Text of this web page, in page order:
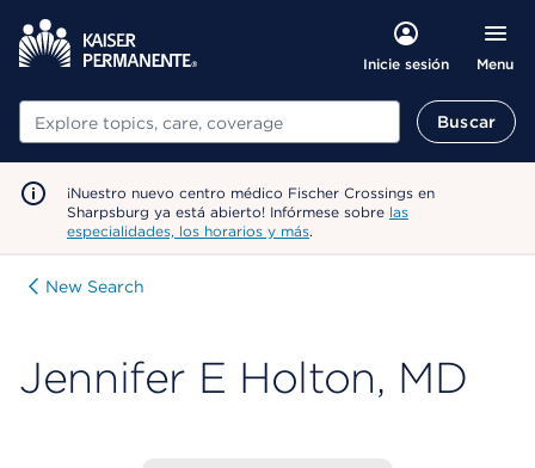
Inicie sesión Menu
Buscar Buscar
¡Nuestro nuevo centro médico Fischer Crossings en
Sharpsburg ya está abierto! Infórmese sobre las
especialidades, los horarios y más.
New Search
Jennifer E Holton, MD